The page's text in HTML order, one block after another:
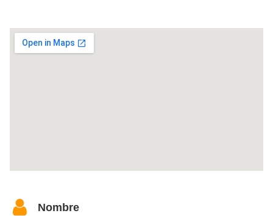
Nombre